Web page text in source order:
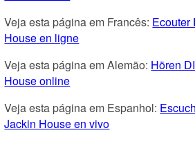
Veja esta página em Francês: Ecouter
House en ligne
Veja esta página em Alemão: Hören
House online
Veja esta página em Espanhol:
Jackin House en vivo